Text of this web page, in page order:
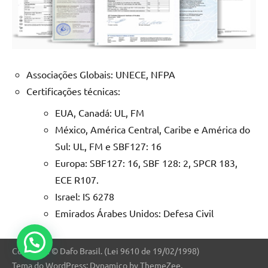
Associações Globais: UNECE, NFPA
Certificações técnicas:
EUA, Canadá: UL, FM
México, América Central, Caribe e América do
Sul: UL, FM e SBF127: 16
Europa: SBF127: 16, SBF 128: 2, SPCR 183,
ECE R107.
Israel: IS 6278
Emirados Árabes Unidos: Defesa Civil
Copyright © Dafo Brasil. (Lei 9610 de 19/02/1998)
Tema do WordPress: Dynamico by ThemeZee.